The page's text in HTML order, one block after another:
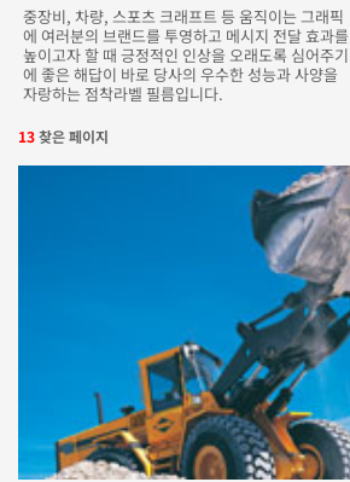
중장비, 차량, 스포츠 크래프트 등 움직이는 그래픽
에 여러분의 브랜드를 투영하고 메시지 전달 효과를
높이고자 할 때 긍정적인 인상을 오래도록 심어주기
에 좋은 해답이 바로 당사의 우수한 성능과 사양을
자랑하는 점착라벨 필름입니다.
13찾은 페이지